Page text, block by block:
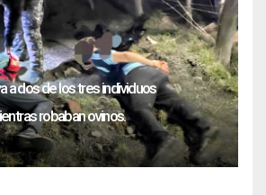
a dos de los tres individuos
robaban ovinos.